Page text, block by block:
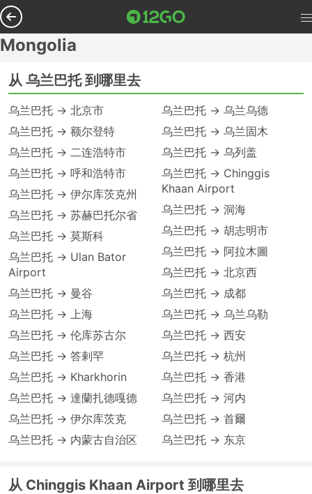
Mongolia
从 乌兰巴托 到哪里去
乌兰巴托 → 北京市
乌兰巴托 → 额尔登特
乌兰巴托 → 二连浩特市
乌兰巴托 → 呼和浩特市
乌兰巴托 → 伊尔库茨克州
乌兰巴托 → 苏赫巴托尔省
乌兰巴托 → 莫斯科
乌兰巴托 → Ulan Bator
Airport
乌兰巴托 → 曼谷
乌兰巴托 → 上海
乌兰巴托 → 伦库苏古尔
乌兰巴托 → 答剌罕
乌兰巴托 → Kharkhorin
乌兰巴托 → 達蘭扎德嘎德
乌兰巴托 → 伊尔库茨克
乌兰巴托 → 内蒙古自治区
乌兰巴托 → 乌兰乌德
乌兰巴托 → 乌兰固木
乌兰巴托 → 乌列盖
乌兰巴托 → Chinggis
Khaan Airport
乌兰巴托 → 洞海
乌兰巴托 → 胡志明市
乌兰巴托 → 阿拉木圖
乌兰巴托 → 北京西
乌兰巴托 → 成都
乌兰巴托 → 乌兰乌勒
乌兰巴托 → 西安
乌兰巴托 → 杭州
乌兰巴托 → 香港
乌兰巴托 → 河内
乌兰巴托 → 首爾
乌兰巴托 → 东京
从 Chinggis Khaan Airport 到哪里去